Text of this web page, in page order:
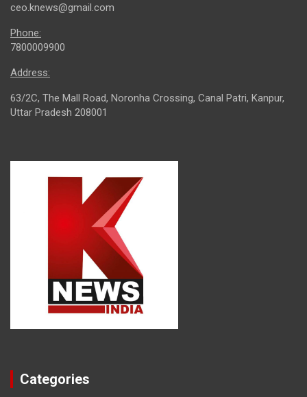
ceo.knews@gmail.com
Phone:
7800009900
Address:
63/2C, The Mall Road, Noronha Crossing, Canal Patri, Kanpur,
Uttar Pradesh 208001
Categories